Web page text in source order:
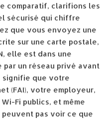
comparatif, clarifions les
sécurisé qui chiffre
que vous envoyez une
sur une carte postale,
elle est dans une
un réseau privé avant
signifie que votre
(FAI), votre employeur,
Fi publics, et même
pas voir ce que